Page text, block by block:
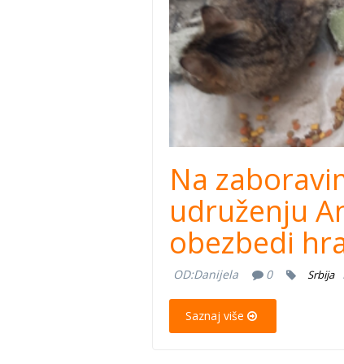
Na
udruženju
obezbedi
OD:Danijela 0 Srbija
Saznaj više